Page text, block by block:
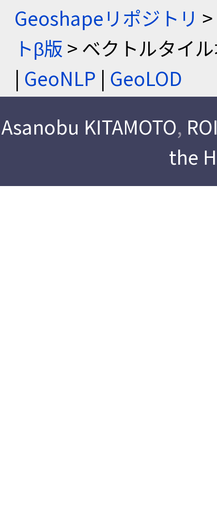
Geoshapeリポジトリ >
トβ版 > ベクトルタイ
| GeoNLP | GeoLOD
Asanobu KITAMOTO,
the